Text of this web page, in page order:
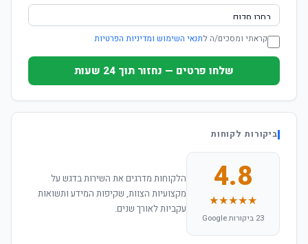
קראתי ומסכים/ה לתנאי השימוש ומדיניות הפרטיות
שלחו פרטים — נחזור תוך 24 שעות
ביקורות לקוחות
4.8
★★★★★
23 ביקורות Google
הלקוחות מדרגים את השירות בדגש על
מקצועיות הצוות, שקיפות המידע ותשואות
עקביות לאורך שנים.